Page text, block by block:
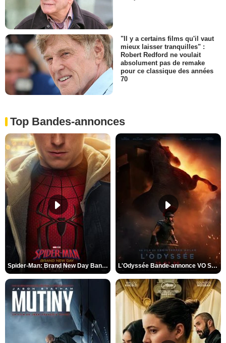
"Il y a certains films qu'il vaut
mieux laisser tranquilles" :
Robert Redford ne voulait
absolument pas de remake
pour ce classique des années
70
Top Bandes-annonces
Spider-Man: Brand New Day Bande-annonce VO STFR L'Odyssée Bande-annonce VO STFR